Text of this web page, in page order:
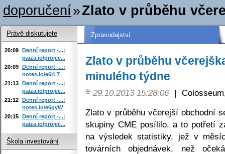
doporučení»Zlato v průběhu
Zpravodajství
Zlato v průběhu
minulého týdne
29.10.2013 15:28:06 |
Zlato v průběhu včerejší obchodní
skupiny CME posílilo, a to potřetí
na výsledek statistiky, jež v
továrních objednávek, než
Právě diskutujete
20:09 Denní report -...:
paiza.io/projec...
20:09 Denní report -...:
notes.io/e6rL7
21:13 Denní report -...:
paiza.io/projec...
21:12 Denní report -...:
notes.io/e6qyW
20:15 Denní report -...:
paiza.io/projec...
Škola investování